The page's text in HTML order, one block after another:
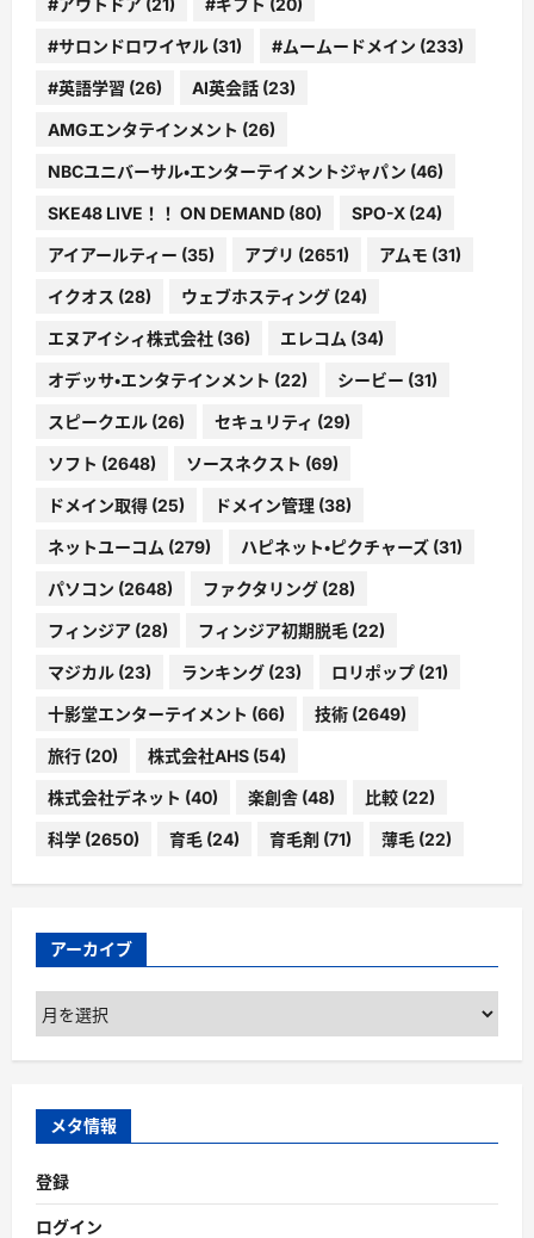
#サロンドロワイヤル (31) #ムームードメイン (233)
#英語学習 (26) AI英会話 (23)
AMGエンタテインメント (26)
NBCユニバーサル・エンターテイメントジャパン (46)
SKE48 LIVE！！ ON DEMAND (80) SPO-X (24)
アイアールティー (35) アプリ (2651) アムモ (31)
イクオス (28) ウェブホスティング (24)
エヌアイシィ株式会社 (36) エレコム (34)
オデッサ・エンタテインメント (22) シービー (31)
スピークエル (26) セキュリティ (29)
ソフト (2648) ソースネクスト (69)
ドメイン取得 (25) ドメイン管理 (38)
ネットユーコム (279) ハピネット・ピクチャーズ (31)
パソコン (2648) ファクタリング (28)
フィンジア (28) フィンジア初期脱毛 (22)
マジカル (23) ランキング (23) ロリポップ (21)
十影堂エンターテイメント (66) 技術 (2649)
旅行 (20) 株式会社AHS (54)
株式会社デネット (40) 楽創舎 (48) 比較 (22)
科学 (2650) 育毛 (24) 育毛剤 (71) 薄毛 (22)
アーカイブ
ア
ー
カ
ブ
メタ情報
登録
ログイン